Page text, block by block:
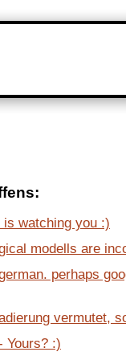
watching you :)
modells are
perhaps
vermutet,
Yours? :)